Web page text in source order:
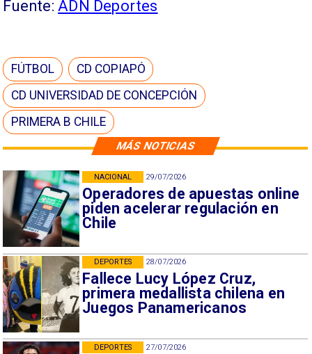
MÁS NOTICIAS
29/07/2026
Operadores de apuestas online
piden acelerar regulación en
Chile
NACIONAL
28/07/2026
Fallece Lucy López Cruz,
primera medallista chilena en
Juegos Panamericanos
DEPORTES
27/07/2026
DEPORTES
Fuente: ADN Deportes
FÚTBOL
CD COPIAPÓ
CD UNIVERSIDAD DE CONCEPCIÓN
PRIMERA B CHILE